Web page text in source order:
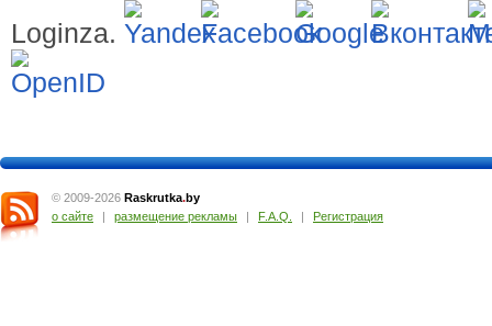
Loginza.
© 2009-2026 Raskrutka.by
о сайте
| размещение рекламы | F.A.Q. | Регистрация